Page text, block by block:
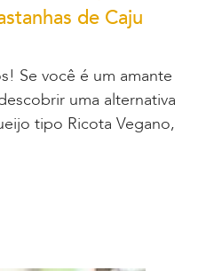
de Caju
Se você é um amante
uma alternativa
tipo Ricota Vegano,